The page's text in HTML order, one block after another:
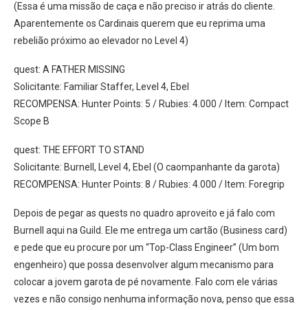
(Essa é uma missão de caça e não preciso ir atrás do cliente.
Aparentemente os Cardinais querem que eu reprima uma
rebelião próximo ao elevador no Level 4)
quest: A FATHER MISSING
Solicitante: Familiar Staffer, Level 4, Ebel
RECOMPENSA: Hunter Points: 5 / Rubies: 4.000 / Item: Compact
Scope B
quest: THE EFFORT TO STAND
Solicitante: Burnell, Level 4, Ebel (O caompanhante da garota)
RECOMPENSA: Hunter Points: 8 / Rubies: 4.000 / Item: Foregrip
Depois de pegar as quests no quadro aproveito e já falo com
Burnell aqui na Guild. Ele me entrega um cartão (Business card)
e pede que eu procure por um “Top-Class Engineer” (Um bom
engenheiro) que possa desenvolver algum mecanismo para
colocar a jovem garota de pé novamente. Falo com ele várias
vezes e não consigo nenhuma informação nova, penso que essa